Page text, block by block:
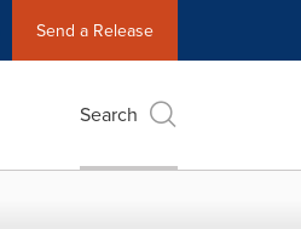
Send a Release
Search